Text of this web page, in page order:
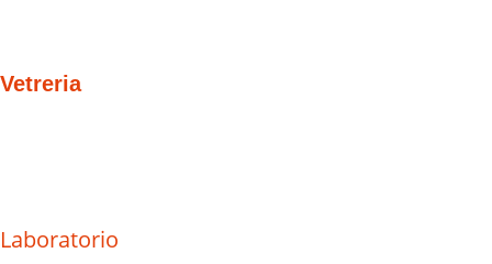
Vetreria
Laboratorio